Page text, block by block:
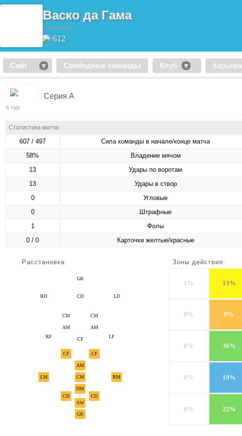
Васко да Гама
Бразилия
612
Сайт Свободные команды Клуб Карьера
Серия А
4 тур
Статистика матча
607 / 497 Сила команды в начале/конце матча
58%
Владение мячом
13
Удары по воротам
13
Удары в створ
0
Угловые
0
Штрафные
1
Фолы
0 / 0
Карточки желтые/красные
Расстановка:
GK
CD
RD LD
CM
AM
LF
CF
RF
AM
CM
GK
SW
CD
DM
CD
AM
LM CM RM
CF CF
Зоны действия:
1% 13%
0% 9%
0% 36%
0% 19%
0% 22%